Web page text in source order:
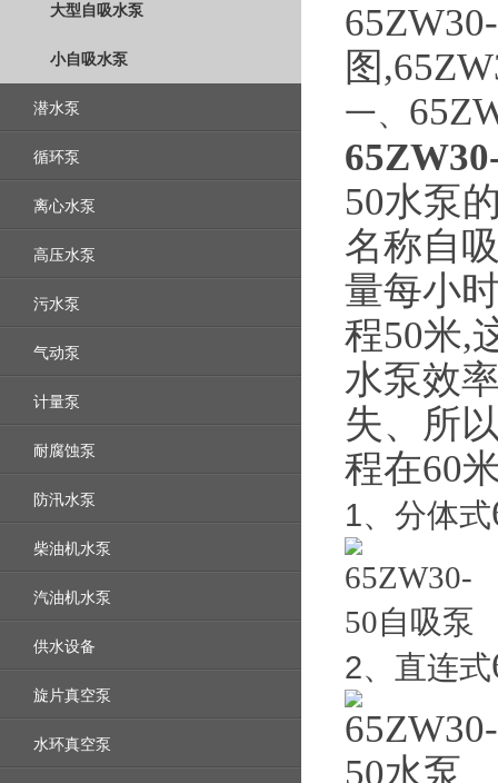
大型自吸水泵
小自吸水泵
潜水泵
循环泵
离心水泵
高压水泵
污水泵
气动泵
计量泵
耐腐蚀泵
防汛水泵
柴油机水泵
汽油机水泵
供水设备
旋片真空泵
水环真空泵
图
一、
50水泵
名称自
量每小
程50米,
水泵效
失、所
程在60
1、分体式
2、直连式